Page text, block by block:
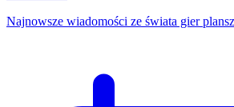
Najnowsze wiadomości ze świata gier